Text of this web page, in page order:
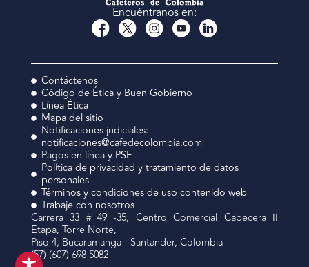
Encuéntranos en:
Contáctenos
Código de Ética y Buen Gobierno
Línea Ética
Mapa del sitio
Notificaciones judiciales:
notificaciones@cafedecolombia.com
Pagos en línea y PSE
Política de privacidad y tratamiento de datos
personales
Términos y condiciones de uso contenido web
Trabaje con nosotros
Carrera 33 # 49 -35, Centro Comercial Cabecera II
Etapa, Torre Norte,
Piso 4, Bucaramanga - Santander, Colombia
(57) (607) 698 5082